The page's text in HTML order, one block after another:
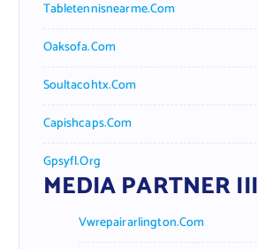
Tabletennisnearme.com
Oaksofa.com
Soultacohtx.com
Capishcaps.com
Gpsyfl.org
MEDIA PARTNER III
Vwrepairarlington.com